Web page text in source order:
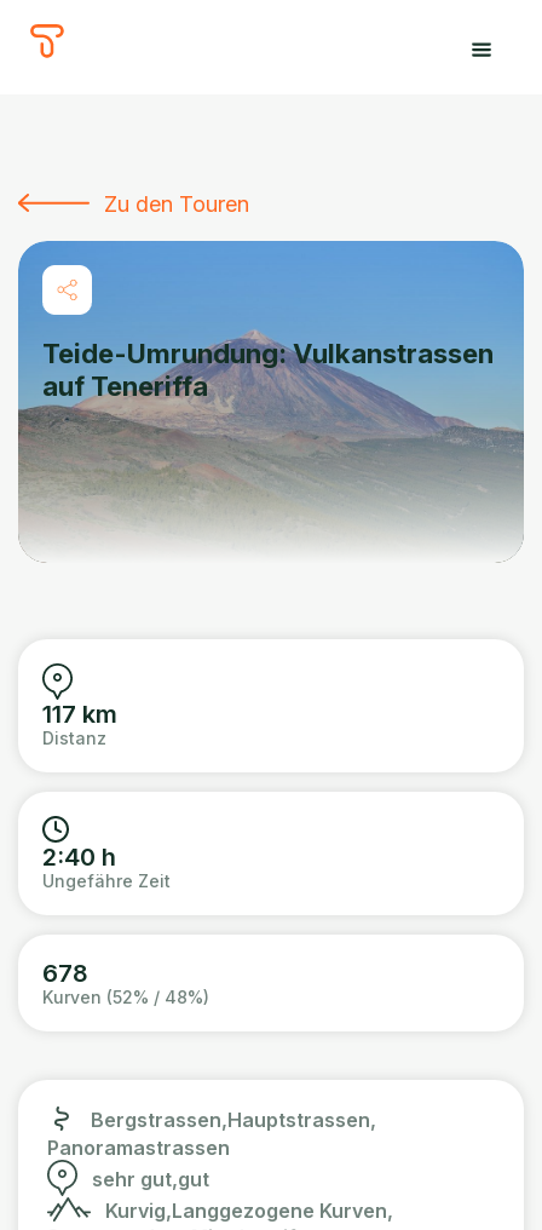
The
Tours
Zu den Touren
Teide-Umrundung: Vulkanstrassen
auf Teneriffa
117 km
Distanz
2:40 h
Ungefähre Zeit
678
Kurven (52% / 48%)
Bergstrassen,Hauptstrassen,
Panoramastrassen
sehr gut,gut
Kurvig,Langgezogene Kurven,